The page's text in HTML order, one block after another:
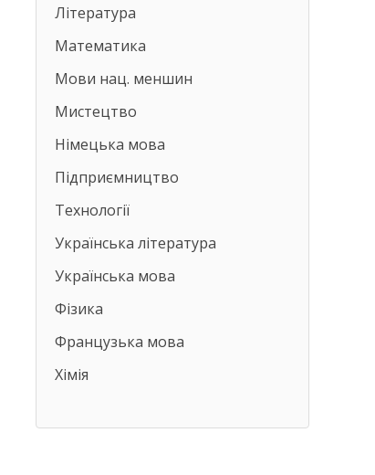
Література
Математика
Мови нац. меншин
Мистецтво
Німецька мова
Підприємництво
Технології
Українська література
Українська мова
Фізика
Французька мова
Хімія